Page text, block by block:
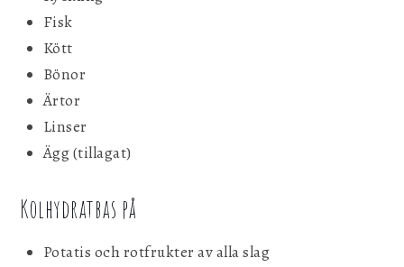
Fisk
Kött
Bönor
Ärtor
Linser
Ägg (tillagat)
Kolhydratbas på
Potatis och rotfrukter av alla slag